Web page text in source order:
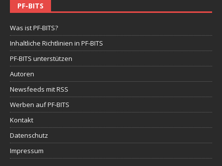
PF-BITS
Was ist PF-BITS?
Inhaltliche Richtlinien in PF-BITS
PF-BITS unterstützen
Autoren
Newsfeeds mit RSS
Werben auf PF-BITS
Kontakt
Datenschutz
Impressum